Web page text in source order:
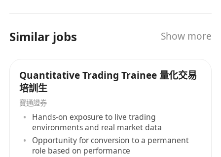
Similar jobs Show more
Quantitative Trading Trainee 量化交易
培訓生
寶通證券
Hands-on exposure to live trading
environments and real market data
Opportunity for conversion to a permanent
role based on performance